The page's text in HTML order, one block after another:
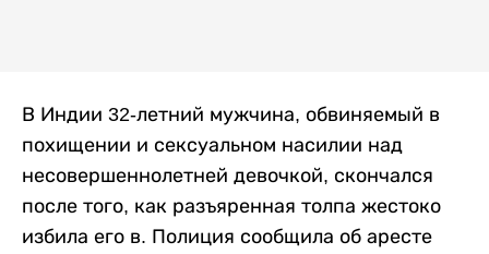
В Индии 32-летний мужчина, обвиняемый в
похищении и сексуальном насилии над
несовершеннолетней девочкой, скончался
после того, как разъяренная толпа жестоко
избила его в. Полиция сообщила об аресте